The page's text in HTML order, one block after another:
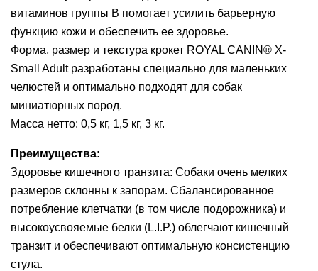
витаминов группы В помогает усилить барьерную
функцию кожи и обеспечить ее здоровье.
Форма, размер и текстура крокет ROYAL CANIN® X-
Small Adult разработаны специально для маленьких
челюстей и оптимально подходят для собак
миниатюрных пород.
Масса нетто: 0,5 кг, 1,5 кг, 3 кг.
Преимущества:
Здоровье кишечного транзита: Собаки очень мелких
размеров склонны к запорам. Сбалансированное
потребление клетчатки (в том числе подорожника) и
высокоусвояемые белки (L.I.P.) облегчают кишечный
транзит и обеспечивают оптимальную консистенцию
стула.